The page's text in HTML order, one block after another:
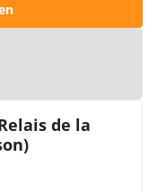
de la